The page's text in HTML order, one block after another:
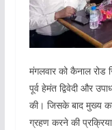
मंगलवार को कैनाल रोड
पूर्व हेमंत द्विवेदी और
की। जिसके बाद मुख्य
ग्रहण करने की